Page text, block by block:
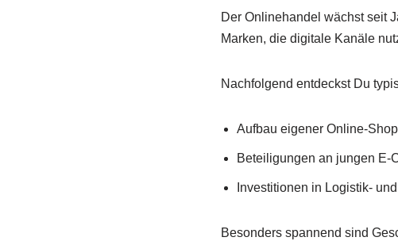
Der Onlinehandel wächst seit
Marken, die digitale Kanäle
Nachfolgend entdeckst Du
Aufbau eigener Online-
Beteiligungen an jungen E-
Investitionen in Logistik-
Besonders spannend sind